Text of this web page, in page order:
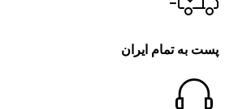
پست به تمام ایران